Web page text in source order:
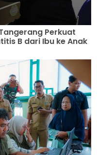
Perkuat
B dari Ibu ke Anak